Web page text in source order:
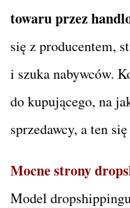
towaru przez
się z producentem,
i szuka nabywców.
do kupującego, na
sprzedawcy, a ten
Mocne strony
Model